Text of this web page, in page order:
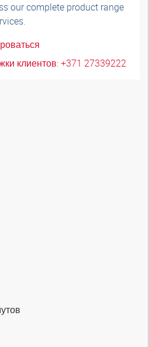
our complete product range
клиентов: +371 27339222